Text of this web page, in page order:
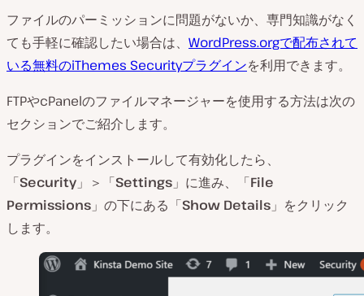
ファイルのパーミッションに問題がないか、専門知識がなく
ても手軽に確認したい場合は、 WordPress.orgで配布されて
いる無料のiThemes Securityプラグインを利用できます。
FTPやcPanelのファイルマネージャーを使用する方法は次の
セクションでご紹介します。
プラグインをインストールして有効化したら、
「Security 」＞「Settings 」に進み、「File
Permissions 」の下にある「Show Details 」をクリック
します。